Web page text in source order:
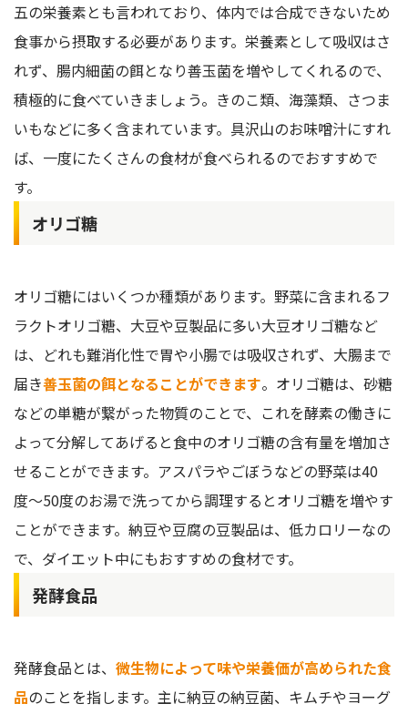
五の栄養素とも言われており、体内では合成できないため
食事から摂取する必要があります。栄養素として吸収はさ
れず、腸内細菌の餌となり善玉菌を増やしてくれるので、
積極的に食べていきましょう。きのこ類、海藻類、さつま
いもなどに多く含まれています。具沢山のお味噌汁にすれ
ば、一度にたくさんの食材が食べられるのでおすすめで
す。
オリゴ糖
オリゴ糖にはいくつか種類があります。野菜に含まれるフ
ラクトオリゴ糖、大豆や豆製品に多い大豆オリゴ糖など
は、どれも難消化性で胃や小腸では吸収されず、大腸まで
届き善玉菌の餌となることができます。オリゴ糖は、砂糖
などの単糖が繋がった物質のことで、これを酵素の働きに
よって分解してあげると食中のオリゴ糖の含有量を増加さ
せることができます。アスパラやごぼうなどの野菜は40
度〜50度のお湯で洗ってから調理するとオリゴ糖を増やす
ことができます。納豆や豆腐の豆製品は、低カロリーなの
で、ダイエット中にもおすすめの食材です。
発酵食品
発酵食品とは、 微生物によって味や栄養価が高められた食
品のことを指します。主に納豆の納豆菌、キムチやヨーグ